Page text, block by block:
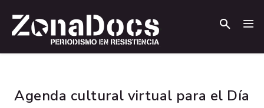
Agenda cultural virtual para el Día